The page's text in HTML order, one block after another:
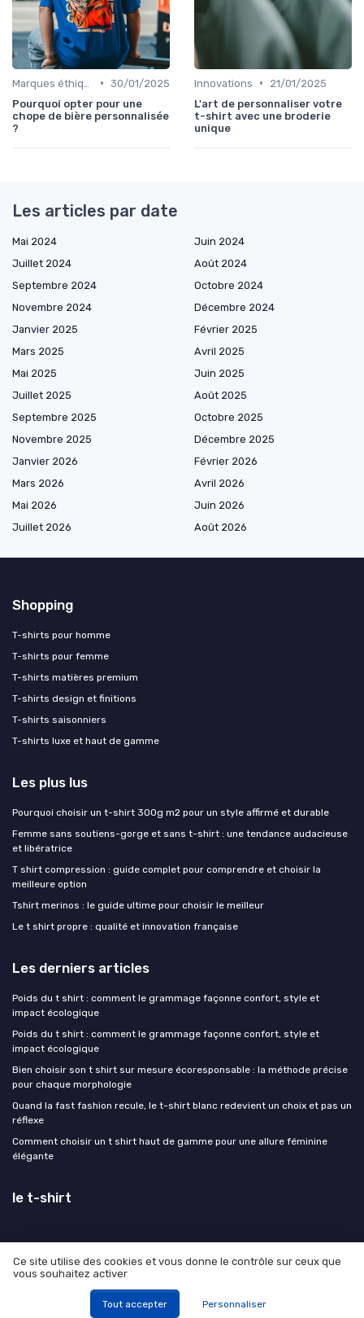
• 30/01/2025
Pourquoi opter pour une
chope de bière personnalisée
?
Innovations •
21/01/2025
L'art de personnaliser votre
t-shirt avec une broderie
unique
Les articles par date
Mai 2024
Juin 2024
Juillet 2024
Août 2024
Septembre 2024
Octobre 2024
Novembre 2024
Décembre 2024
Janvier 2025
Février 2025
Mars 2025
Avril 2025
Mai 2025
Juin 2025
Juillet 2025
Août 2025
Septembre 2025
Octobre 2025
Novembre 2025
Décembre 2025
Janvier 2026
Février 2026
Mars 2026
Avril 2026
Mai 2026
Juin 2026
Juillet 2026
Août 2026
Shopping
T-shirts pour homme
T-shirts pour femme
T-shirts matières premium
T-shirts design et finitions
T-shirts saisonniers
T-shirts luxe et haut de gamme
Les plus lus
Pourquoi choisir un t-shirt 300g m2 pour un style affirmé et durable
Femme sans soutiens-gorge et sans t-shirt : une tendance audacieuse
et libératrice
T shirt compression : guide complet pour comprendre et choisir la
meilleure option
Tshirt merinos : le guide ultime pour choisir le meilleur
Le t shirt propre : qualité et innovation française
Les derniers articles
Poids du t shirt : comment le grammage façonne confort, style et
impact écologique
Poids du t shirt : comment le grammage façonne confort, style et
impact écologique
Bien choisir son t shirt sur mesure écoresponsable : la méthode précise
pour chaque morphologie
Quand la fast fashion recule, le t-shirt blanc redevient un choix et pas un
réflexe
Comment choisir un t shirt haut de gamme pour une allure féminine
élégante
le t-shirt
Mentions légales
© le t-shirt 2026
Ce site utilise des cookies et vous donne le contrôle sur ceux que
vous souhaitez activer
Tout accepter Personnaliser